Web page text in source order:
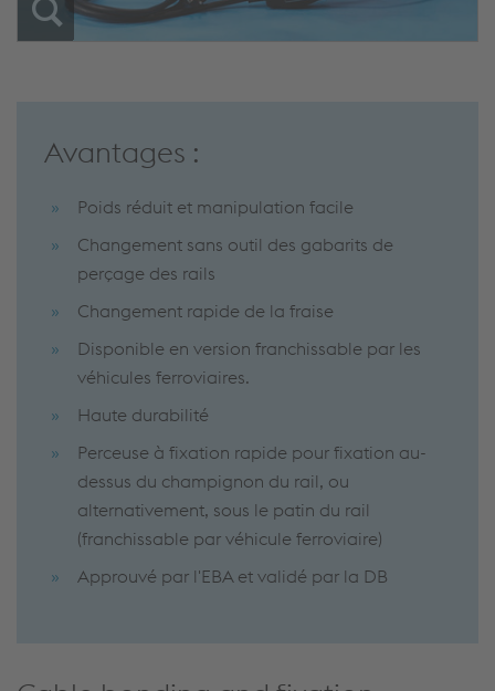
Avantages :
Poids réduit et manipulation facile
Changement sans outil des gabarits de
perçage des rails
Changement rapide de la fraise
Disponible en version franchissable par les
véhicules ferroviaires.
Haute durabilité
Perceuse à fixation rapide pour fixation au-
dessus du champignon du rail, ou
alternativement, sous le patin du rail
(franchissable par véhicule ferroviaire)
Approuvé par l'EBA et validé par la DB